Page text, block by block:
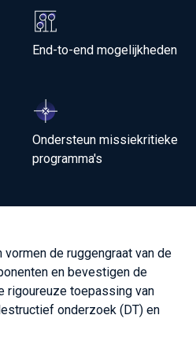
End-to-end mogelijkheden
Ondersteun missiekritieke
programma's
de ruggengraat van de
en bevestigen de
rigoureuze toepassing van
onderzoek (DT) en